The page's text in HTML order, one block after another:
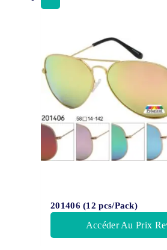
201406 (12 pcs/Pack)
Accéder Au Prix